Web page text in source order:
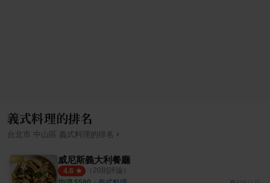
義式料理的排名
台北市 中山區 義式料理的排名 ›
威尼斯義大利餐廳
4.6 （ 20則評論）